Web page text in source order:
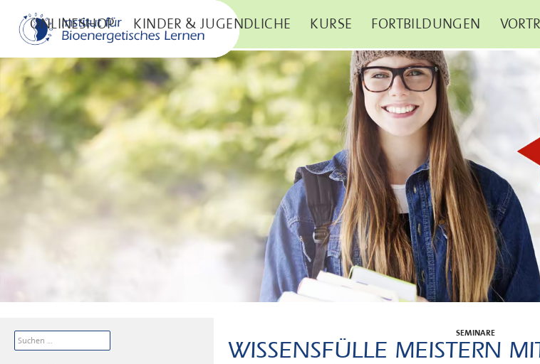
SKIP TO CONTENT
ONLINESHOP
KINDER & JUGENDLICHE KURSE FORTBILDUNGEN
SEMINARE
WISSENSFÜLLE MEISTERN
nach: